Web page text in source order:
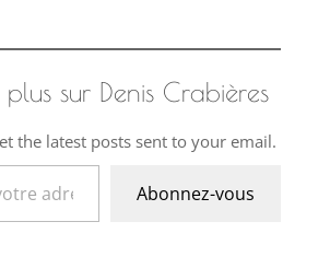
plus sur Denis Crabières
the latest posts sent to your email.
Abonnez-vous